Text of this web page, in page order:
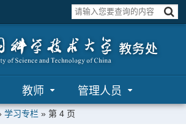
教师 管理人员
学习专栏 » 第 4 页